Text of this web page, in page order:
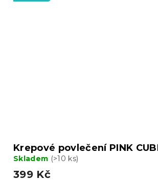
Krepové povlečení PINK
Skladem (>10 ks)
399 Kč